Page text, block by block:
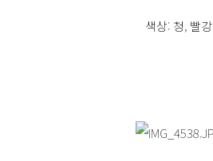
색상: 청, 빨강